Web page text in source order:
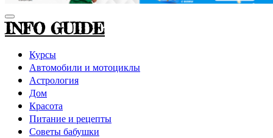
INFO GUIDE
Курсы
Автомобили и мотоциклы
Астрология
Дом
Красота
Питание и рецепты
Советы бабушки